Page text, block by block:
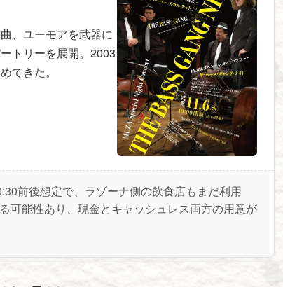
、ユーモアを武器に
トリーを展開。2003
てきた。
前後想定で、ラゾーナ側の飲食店もまだ利用
可能性あり、現金とキャッシュレス両方の用意が